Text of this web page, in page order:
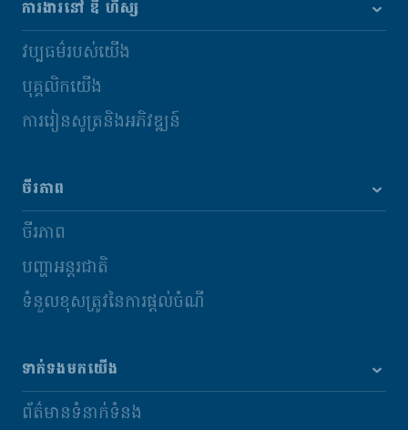
ការងារនៅ ឌឹ ហឺស្ស
វប្បធម៌របស់យើង
បុគ្គលិកយើង
ការរៀនសូត្រនិងអភិវឌ្ឍន៍
ចីរភាព
ចីរភាព
បញ្ហាអន្តរជាតិ
ទំនួលខុសត្រូវនៃការផ្តល់ចំណី
ទាក់ទងមកយើង
ព័ត៌មានទំនាក់ទំនង